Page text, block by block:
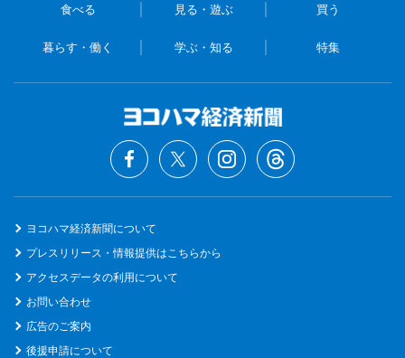
食べる 見る・遊ぶ 買う
暮らす・働く 学ぶ・知る 特集
ヨコハマ経済新聞について
プレスリリース・情報提供はこちらから
アクセスデータの利用について
お問い合わせ
広告のご案内
後援申請について